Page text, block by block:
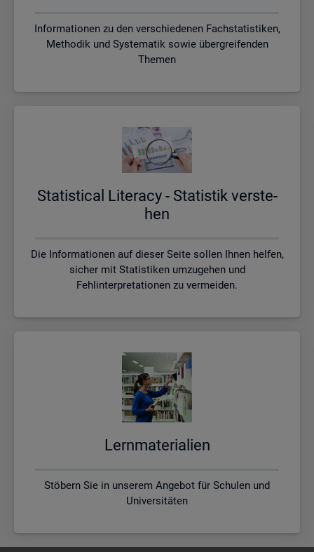
Informationen zu den verschiedenen Fachstatistiken,
Methodik und Systematik sowie übergreifenden
Themen
Sta­ti­s­ti­cal Li­te­r­acy - Sta­tis­tik ver­ste­
hen
Die Informationen auf dieser Seite sollen Ihnen helfen,
sicher mit Statistiken umzugehen und
Fehlinterpretationen zu vermeiden.
Lern­ma­te­ria­li­en
Stöbern Sie in unserem Angebot für Schulen und
Universitäten